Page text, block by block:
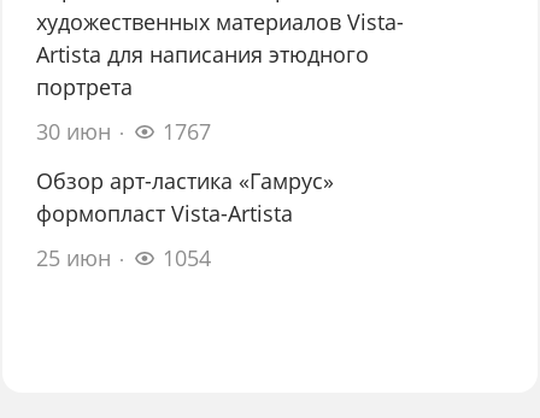
художественных материалов Vista-
Artista для написания этюдного
портрета
30 июн
1767
Обзор арт-ластика «Гамрус»
формопласт Vista-Artista
25 июн
1054